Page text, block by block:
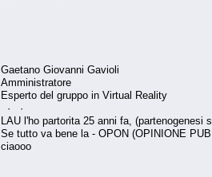
Gaetano Giovanni Gavioli
Amministratore
Esperto del gruppo in Virtual Reality
· ·
LAU l'ho partorita 25 anni fa, (partenogenesi
Se tutto va bene la - OPON (OPINIONE
ciaooo